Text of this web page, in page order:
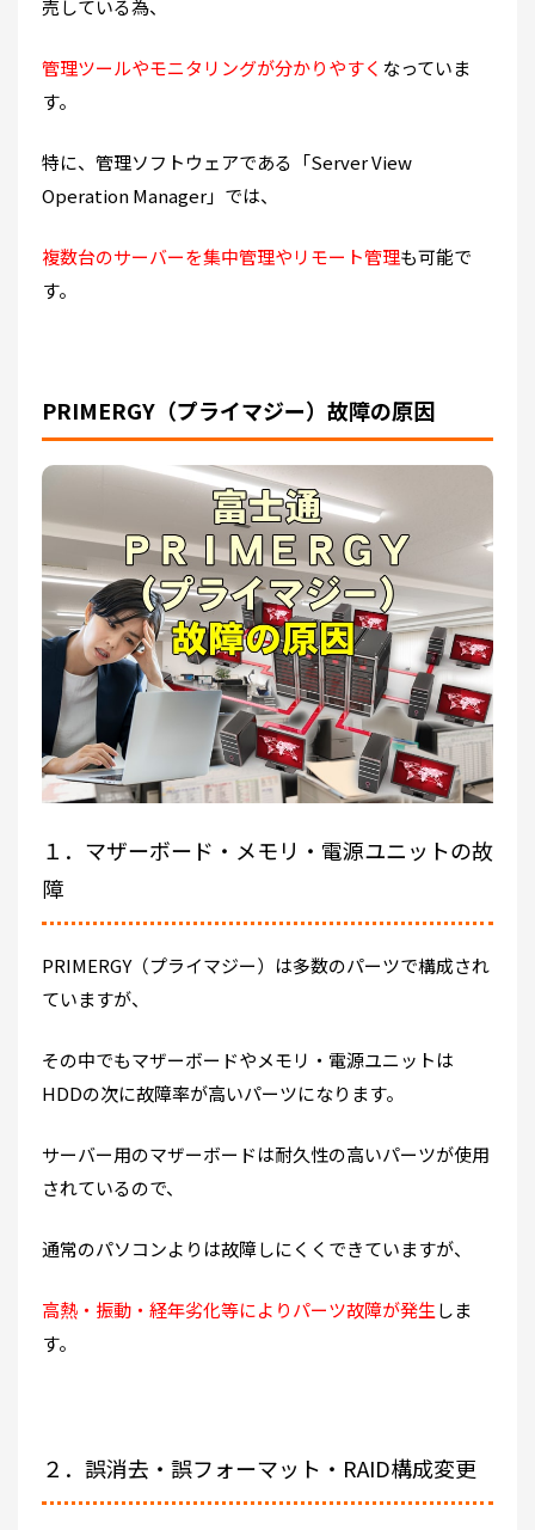
売している為、
管理ツールやモニタリングが分かりやすく なっていま
す。
特に、管理ソフトウェアである「Server View
Operation Manager」では、
複数台のサーバーを集中管理やリモート管理も可能で
す。
PRIMERGY（プライマジー）故障の原因
１．マザーボード・メモリ・電源ユニットの故
障
PRIMERGY（プライマジー）は多数のパーツで構成され
ていますが、
その中でもマザーボードやメモリ・電源ユニットは
HDDの次に故障率が高いパーツになります。
サーバー用のマザーボードは耐久性の高いパーツが使用
されているので、
通常のパソコンよりは故障しにくくできていますが、
高熱・振動・経年劣化等によりパーツ故障が発生しま
す。
２．誤消去・誤フォーマット・RAID構成変更